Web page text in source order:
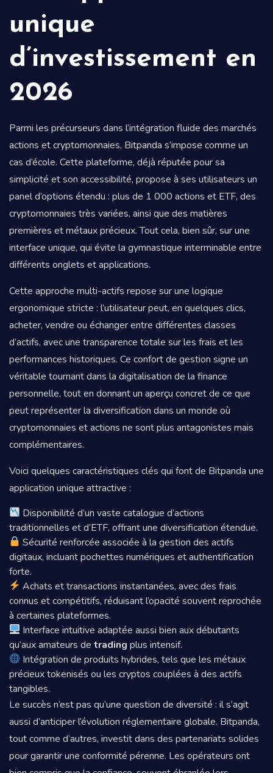
unique
d’investissement en
2026
Parmi les précurseurs dans l’intégration fluide des marchés
actions et cryptomonnaies, Bitpanda s’impose comme un
cas d’école. Cette plateforme, déjà réputée pour sa
simplicité et son accessibilité, propose à ses utilisateurs un
panel d’options étendu : plus de 1 000 actions et ETF, des
cryptomonnaies très variées, ainsi que des matières
premières et métaux précieux. Tout cela, bien sûr, sur une
interface unique, qui évite la gymnastique interminable entre
différents onglets et applications.
Cette approche multi-actifs repose sur une logique
ergonomique stricte : l’utilisateur peut, en quelques clics,
acheter, vendre ou échanger entre différentes classes
d’actifs, avec une transparence totale sur les frais et les
performances historiques. Ce confort de gestion signe un
véritable tournant dans la digitalisation de la finance
personnelle, tout en donnant un aperçu concret de ce que
peut représenter la diversification dans un monde où
cryptomonnaies et actions ne sont plus antagonistes mais
complémentaires.
Voici quelques caractéristiques clés qui font de Bitpanda une
application unique attractive :
Disponibilité d’un vaste catalogue d’actions
traditionnelles et d’ETF, offrant une diversification étendue.
Sécurité renforcée associée à la gestion des actifs
digitaux, incluant pochettes numériques et authentification
forte.
Achats et transactions instantanées, avec des frais
connus et compétitifs, réduisant l’opacité souvent reprochée
à certaines plateformes.
Interface intuitive adaptée aussi bien aux débutants
qu’aux amateurs de trading plus intensif.
Intégration de produits hybrides, tels que les métaux
précieux tokenisés ou les cryptos couplées à des actifs
tangibles.
Le succès n’est pas qu’une question de diversité : il s’agit
aussi d’anticiper l’évolution réglementaire globale. Bitpanda,
tout comme d’autres, investit dans des partenariats solides
pour garantir une conformité pérenne. Les opérateurs ont